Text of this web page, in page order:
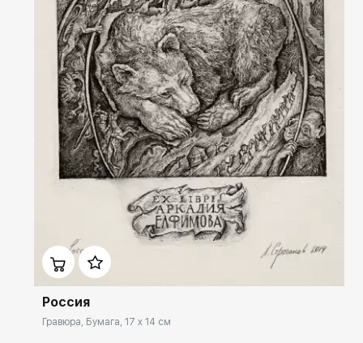
rakovgallery.ru
Россия
Гравюра, Бумага, 17 x 14 см